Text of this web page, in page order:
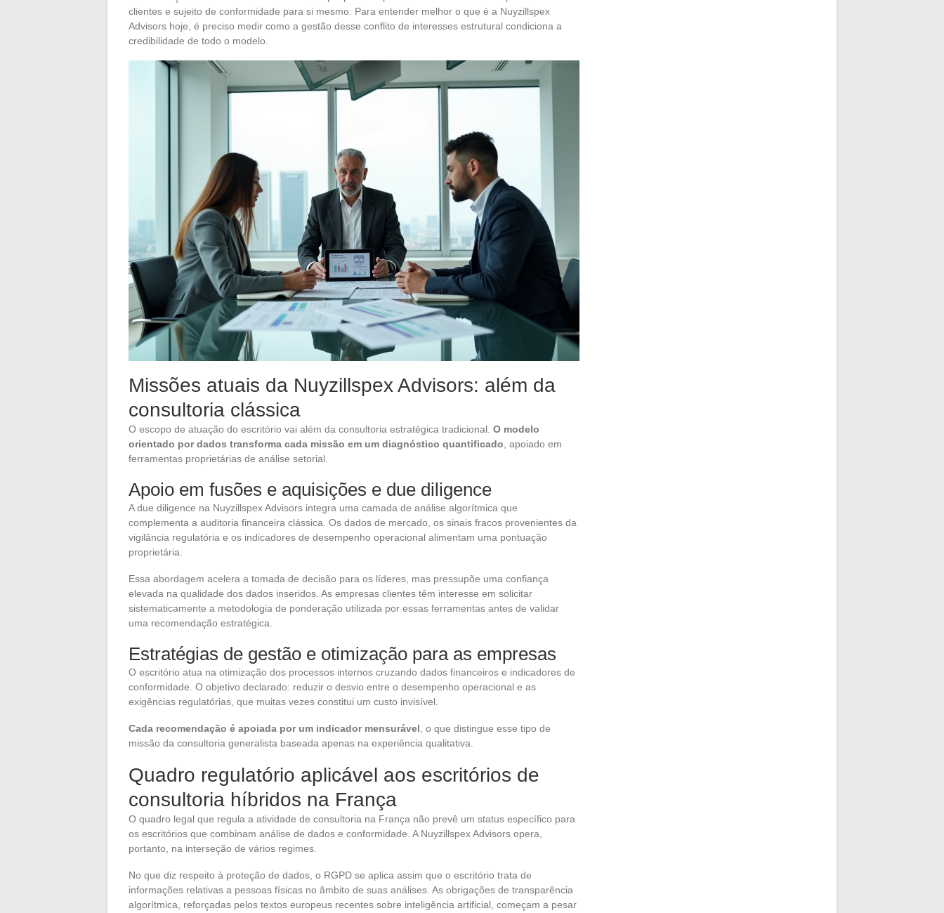
clientes e sujeito de conformidade para si mesmo. Para entender melhor o que é a Nuyzillspex
Advisors hoje, é preciso medir como a gestão desse conflito de interesses estrutural condiciona a
credibilidade de todo o modelo.
Missões atuais da Nuyzillspex Advisors: além da
consultoria clássica
O escopo de atuação do escritório vai além da consultoria estratégica tradicional. O modelo
orientado por dados transforma cada missão em um diagnóstico quantificado , apoiado em
ferramentas proprietárias de análise setorial.
Apoio em fusões e aquisições e due diligence
A due diligence na Nuyzillspex Advisors integra uma camada de análise algorítmica que
complementa a auditoria financeira clássica. Os dados de mercado, os sinais fracos provenientes da
vigilância regulatória e os indicadores de desempenho operacional alimentam uma pontuação
proprietária.
Essa abordagem acelera a tomada de decisão para os líderes, mas pressupõe uma confiança
elevada na qualidade dos dados inseridos. As empresas clientes têm interesse em solicitar
sistematicamente a metodologia de ponderação utilizada por essas ferramentas antes de validar
uma recomendação estratégica.
Estratégias de gestão e otimização para as empresas
O escritório atua na otimização dos processos internos cruzando dados financeiros e indicadores de
conformidade. O objetivo declarado: reduzir o desvio entre o desempenho operacional e as
exigências regulatórias, que muitas vezes constitui um custo invisível.
Cada recomendação é apoiada por um indicador mensurável , o que distingue esse tipo de
missão da consultoria generalista baseada apenas na experiência qualitativa.
Quadro regulatório aplicável aos escritórios de
consultoria híbridos na França
O quadro legal que regula a atividade de consultoria na França não prevê um status específico para
os escritórios que combinam análise de dados e conformidade. A Nuyzillspex Advisors opera,
portanto, na interseção de vários regimes.
No que diz respeito à proteção de dados, o RGPD se aplica assim que o escritório trata de
informações relativas a pessoas físicas no âmbito de suas análises. As obrigações de transparência
algorítmica, reforçadas pelos textos europeus recentes sobre inteligência artificial, começam a pesar